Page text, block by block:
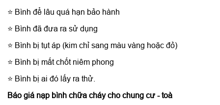
⭐ Bình để lâu quá hạn bảo hành
⭐ Bình đã đưa ra sử dụng
⭐ Bình bị tụt áp (kim chỉ sang màu vàng hoặc đỏ)
⭐ Bình bị mất chốt niêm phong
⭐ Bình bị ai đó lấy ra thử.
Báo giá nạp bình chữa cháy cho chung cư - toà